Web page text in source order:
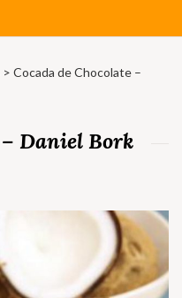
> Cocada de Chocolate –
Daniel Bork